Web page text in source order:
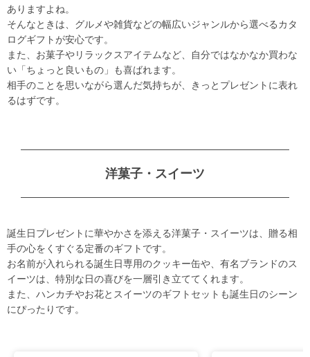
ありますよね。
そんなときは、グルメや雑貨などの幅広いジャンルから選べるカタ
ログギフトが安心です。
また、お菓子やリラックスアイテムなど、自分ではなかなか買わな
い「ちょっと良いもの」も喜ばれます。
相手のことを思いながら選んだ気持ちが、きっとプレゼントに表れ
るはずです。
洋菓子・スイーツ
誕生日プレゼントに華やかさを添える洋菓子・スイーツは、贈る相
手の心をくすぐる定番のギフトです。
お名前が入れられる誕生日専用のクッキー缶や、有名ブランドのス
イーツは、特別な日の喜びを一層引き立ててくれます。
また、ハンカチやお花とスイーツのギフトセットも誕生日のシーン
にぴったりです。